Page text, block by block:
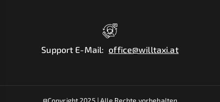
Support E-Mail: office@willtaxi.at